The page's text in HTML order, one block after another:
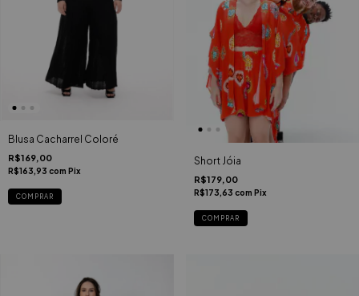
Blusa Cacharrel Coloré
R$169,00
R$163,93 com Pix
COMPRAR
Short Jóia
R$179,00
R$173,63 com Pix
COMPRAR